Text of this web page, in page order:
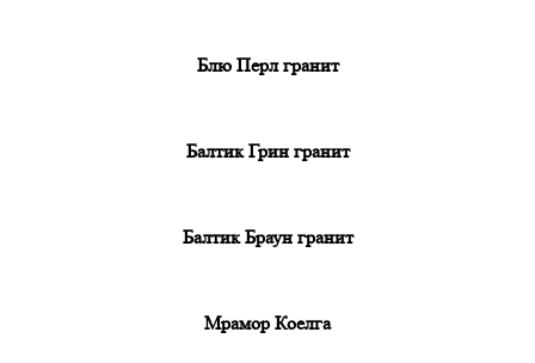
Блю Перл гранит
Балтик Грин гранит
Балтик Браун гранит
Мрамор Коелга